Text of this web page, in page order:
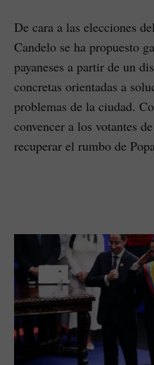
De cara a las elecciones
Candelo se ha propuesto
payaneses a partir de un
concretas orientadas a
problemas de la ciudad.
convencer a los votantes
recuperar el rumbo de